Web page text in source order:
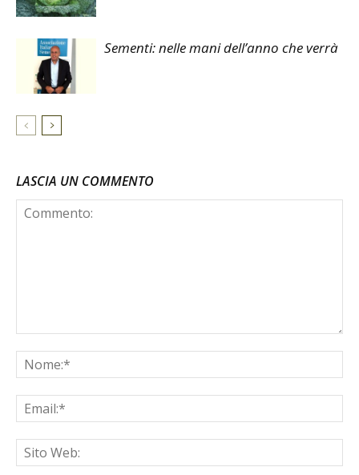
Sementi: nelle mani dell’anno che verrà
LASCIA UN COMMENTO